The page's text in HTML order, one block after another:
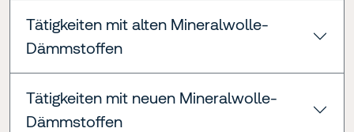
Tätigkeiten mit alten Mineralwolle-
Dämmstoffen
Tätigkeiten mit neuen Mineralwolle-
Dämmstoffen